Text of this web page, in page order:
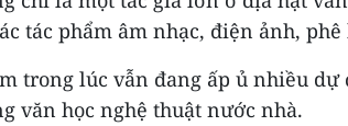
tác phẩm âm nhạc, điện ảnh,
trong lúc vẫn đang ấp ủ nhiều
văn học nghệ thuật nước nhà.